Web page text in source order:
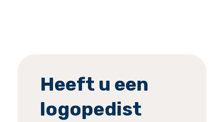
Heeft u een
logopedist